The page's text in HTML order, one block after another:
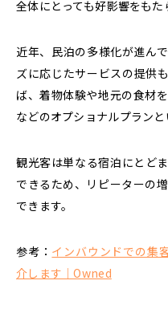
全体にとっても好影響をもた
近年、民泊の多様化が進んで
ズに応じたサービスの提供
ば、着物体験や地元の食材
などのオプショナルプランと
観光客は単なる宿泊にとど
できるため、リピーターの
できます。
参考： インバウンドでの集
介します｜Owned